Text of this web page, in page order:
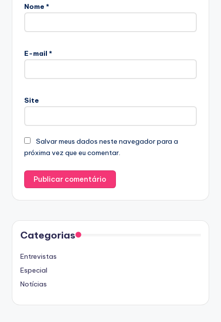
Nome *
E-mail *
Site
Salvar meus dados neste navegador para a
próxima vez que eu comentar.
Categorias
Entrevistas
Especial
Notícias